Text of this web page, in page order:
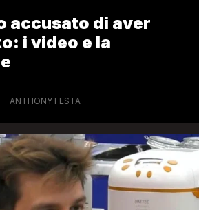
accusato di aver
i video e la
ANTHONY FESTA